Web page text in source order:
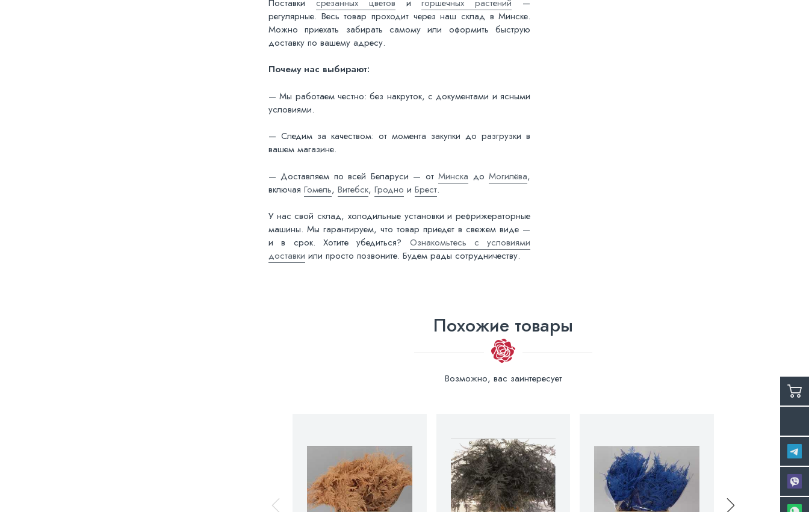
Поставки срезанных цветов игоршечных растений —
регулярные. Весь товар проходит через наш склад в Минске.
Можно приехать забирать самому или оформить быструю
доставку по вашему адресу.
Почему нас выбирают:
— Мы работаем честно: без накруток, с документами и ясными
условиями.
— Следим за качеством: от момента закупки до разгрузки в
вашем магазине.
— Доставляем по всей Беларуси — отМинска доМогилёва,
включая Гомель, Витебск, Гродно и Брест.
У нас свой склад, холодильные установки и рефрижераторные
машины. Мы гарантируем, что товар приедет в свежем виде —
и в срок. Хотите убедиться? Ознакомьтесь с условиями
доставки или просто позвоните. Будем рады сотрудничеству.
Похожие товары
Возможно, вас заинтересует